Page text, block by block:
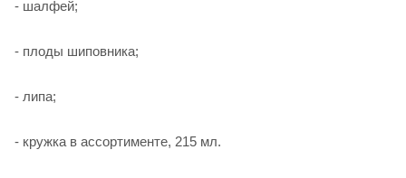
- шалфей;
- плоды шиповника;
- липа;
- кружка в ассортименте, 215 мл.